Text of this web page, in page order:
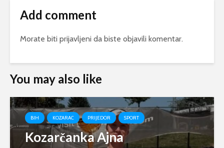
Add comment
Morate biti prijavljeni da biste objavili komentar.
You may also like
BIH KOZARAC PRIJEDOR SPORT
Kozarčanka Ajna